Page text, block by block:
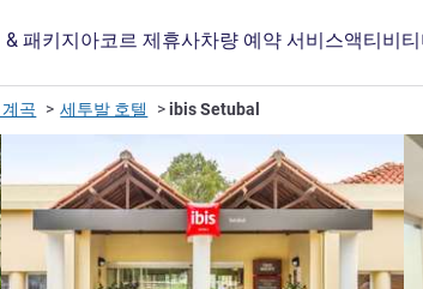
& 패키지아코르 제휴사차량 예약 서비스액티비티
곡 세투발 호텔 ibis Setubal